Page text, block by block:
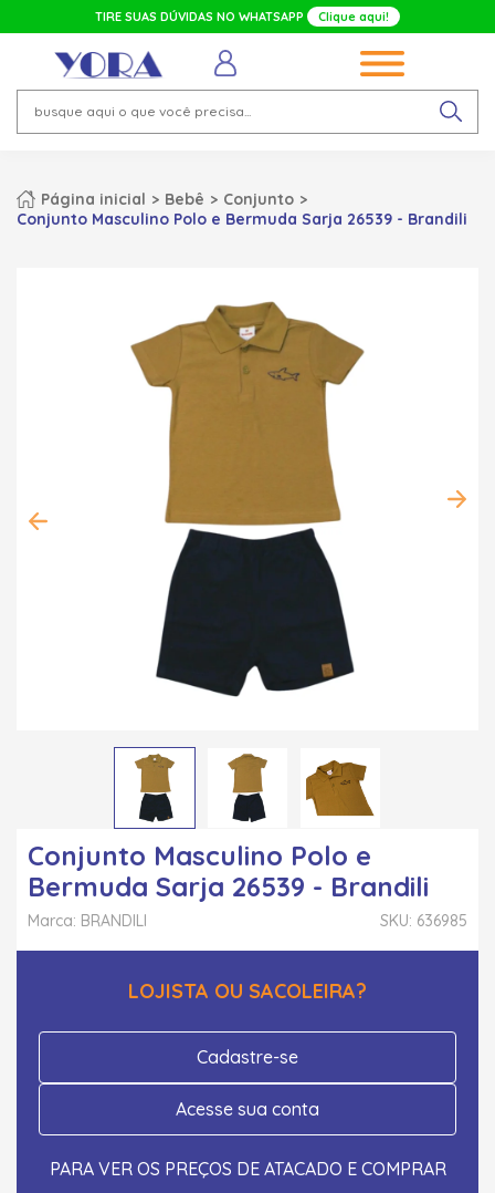
TIRE SUAS DÚVIDAS NO WHATSAPP Clique aqui!
Página inicial Bebê
Conjunto
Conjunto Masculino Polo e Bermuda Sarja 26539 - Brandili
Conjunto Masculino Polo e
Bermuda Sarja 26539 - Brandili
SKU: 636985
Marca: BRANDILI
LOJISTA OU SACOLEIRA?
Cadastre-se
Acesse sua conta
PARA VER OS PREÇOS DE ATACADO E COMPRAR